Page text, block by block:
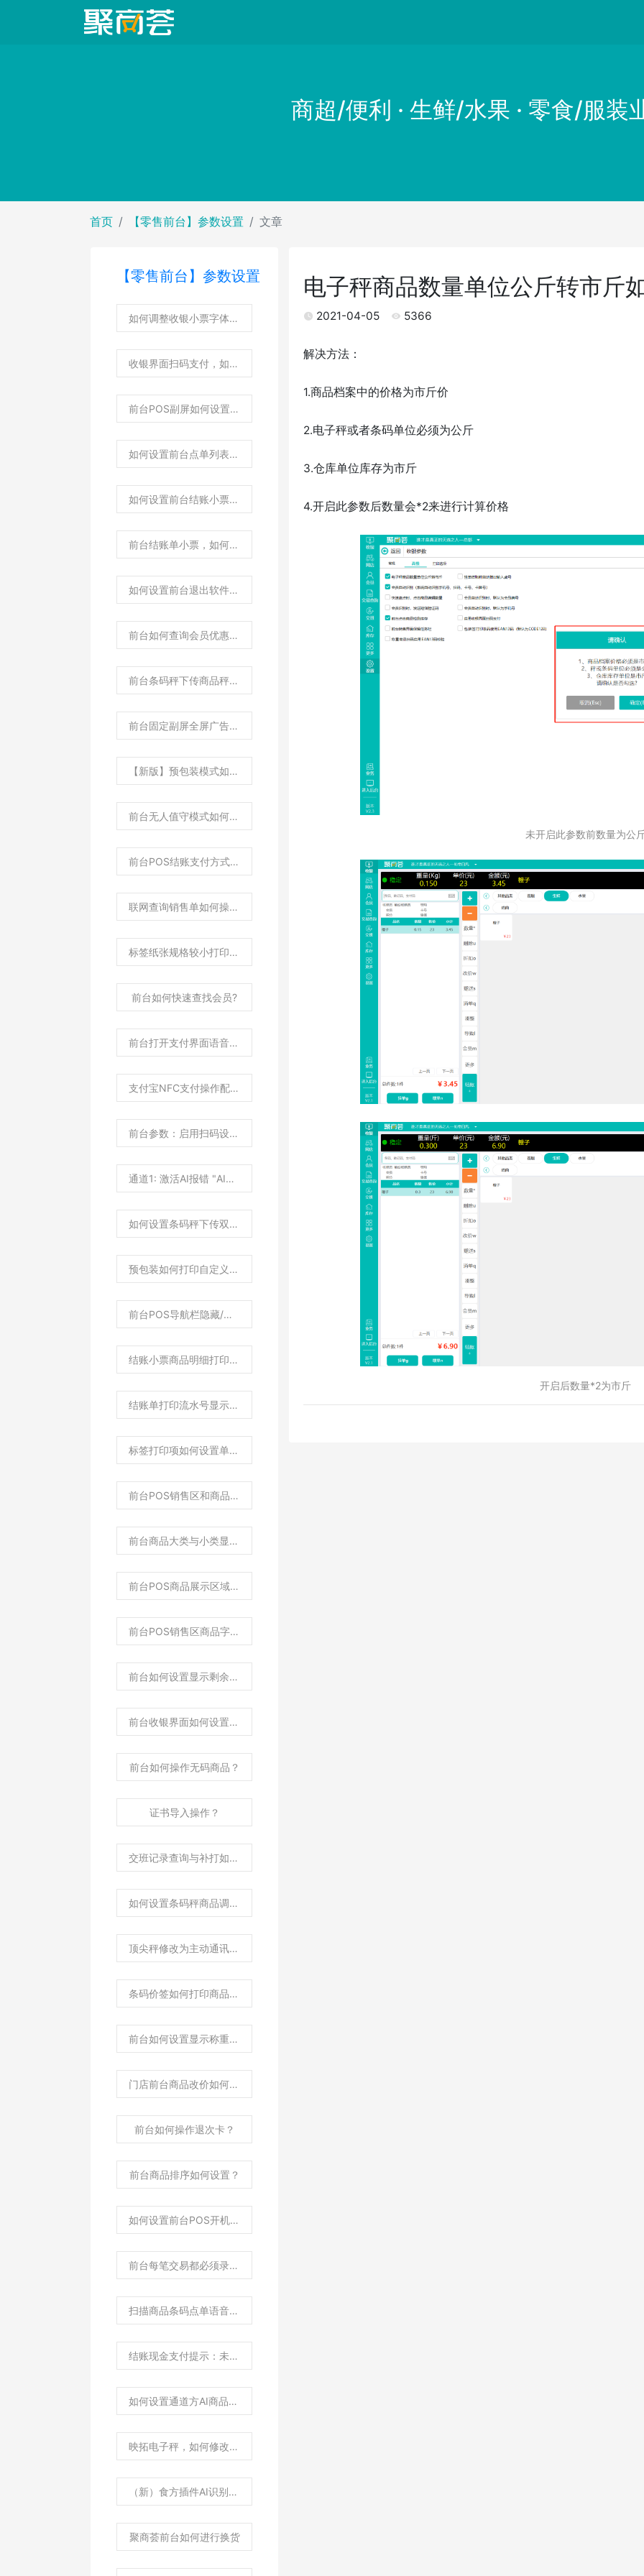
商超/便利 · 生鲜/水果 · 零食/服装
首页 【零售前台】参数设置 文章
【零售前台】参数设置
如何调整收银小票字体大小？
收银界面扫码支付，如何隐藏不显示结账界面？
前台POS副屏如何设置应付金额显示抹零前还是抹零后金额？
如何设置前台点单列表里的数量/价格/小计金额，小数点后不显示数值0？
如何设置前台结账小票里的数量/价格/小计金额小数点后不显示数值0？
前台结账单小票，如何设置打印销售单号条码？
如何设置前台退出软件自动关机？
前台如何查询会员优惠券？
前台条码秤下传商品秤内码取条码后4位如何设置？
前台固定副屏全屏广告如何设置？
【新版】预包装模式如何设置？
前台无人值守模式如何进行设置？
前台POS结账支付方式如何设置为两列显示？
联网查询销售单如何操作?
标签纸张规格较小打印条形码不全如何处理？
前台如何快速查找会员?
前台打开支付界面语音提示“请出示付款码"如何设置？
支付宝NFC支付操作配置说明？
前台参数：启用扫码设备识别有什么作用？
通道1: 激活AI报错 "AI秤SDK安装文件解压异常"？
如何设置条码秤下传双倍商品价格？
预包装如何打印自定义属性内容？
前台POS导航栏隐藏/菜单栏单双列如何设置？
结账小票商品明细打印如何设置倍高倍宽？
结账单打印流水号显示为空？
标签打印项如何设置单独打印颜色和尺码？
前台POS销售区和商品区域显示宽度如何调整？
前台商品大类与小类显示位置布局如何调整？
前台POS商品展示区域字体大小如何调整？
前台POS销售区商品字体大小如何调整？
前台如何设置显示剩余库存？
前台收银界面如何设置显示商品图片？
前台如何操作无码商品？
证书导入操作？
交班记录查询与补打如何操作？
如何设置条码秤商品调价后自动传秤？
顶尖秤修改为主动通讯协议操作？
条码价签如何打印商品属性内容？
前台如何设置显示称重商品市斤价格及市斤单位？
门店前台商品改价如何同步后台更新零售价？
前台如何操作退次卡？
前台商品排序如何设置？
如何设置前台POS开机启动?
前台每笔交易都必须录入会员如何设置？
扫描商品条码点单语音播报设置
结账现金支付提示：未付全款或未全额付款，请检查？
如何设置通道方AI商品云端图片库优先？
映拓电子秤，如何修改为主动通讯协议？
（新）食方插件AI识别程序如何进行使用？
聚商荟前台如何进行换货
电子秤商品数量单位公斤转市斤
2021-04-05 5366
解决方法：
1.商品档案中的价格为市斤价
2.电子秤或者条码单位必须为公斤
3.仓库单位库存为市斤
4.开启此参数后数量会*2来进行计算价格
未开启此参数前数量为公
开启后数量*2为市斤